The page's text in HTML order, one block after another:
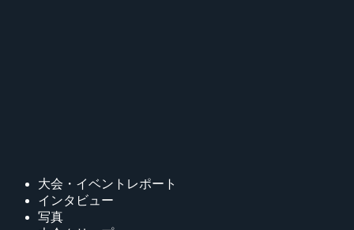
大会・イベントレポート
インタビュー
写真